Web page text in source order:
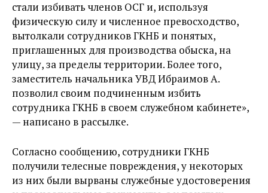
стали избивать членов ОСГ и, используя
физическую силу и численное превосходство,
вытолкали сотрудников ГКНБ и понятых,
приглашенных для производства обыска, на
улицу, за пределы территории. Более того,
заместитель начальника УВД Ибраимов А.
позволил своим подчиненным избить
сотрудника ГКНБ в своем служебном кабинете»,
— написано в рассылке.
Согласно сообщению, сотрудники ГКНБ
получили телесные повреждения, у некоторых
из них были вырваны служебные удостоверения